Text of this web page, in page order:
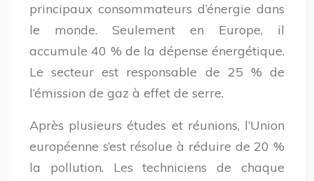
principaux consommateurs d’énergie dans
le monde. Seulement en Europe, il
accumule 40 % de la dépense énergétique.
Le secteur est responsable de 25 % de
l’émission de gaz à effet de serre.
Après plusieurs études et réunions, l’Union
européenne s’est résolue à réduire de 20 %
la pollution. Les techniciens de chaque